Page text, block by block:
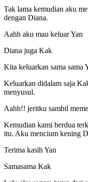
Tak lama kemudian aku
dengan Diana.
Aahh aku mau keluar Yan
Diana juga Kak
Kita keluarkan sama sama
Keluarkan didalam saja
menyusul.
Aahh!! jeritku sambil
Kemudian kami berdua
itu. Aku mencium kening
Terima kasih Yan
Samasama Kak